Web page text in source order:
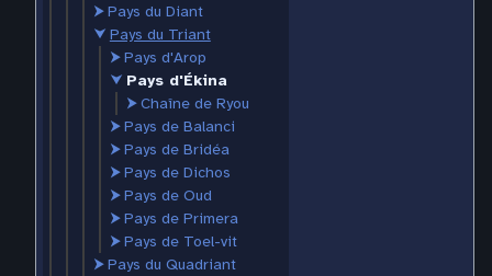
⮞Pays du Diant
⮟ Pays du Triant
⮞Pays d'Arop
⮟ Pays d'Ékina
⮞Chaîne de Ryou
⮞Pays de Balanci
⮞Pays de Bridéa
⮞Pays de Dichos
⮞Pays de Oud
⮞Pays de Primera
⮞Pays de Toel-vit
⮞Pays du Quadriant